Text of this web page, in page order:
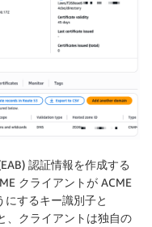
認証情報を作成する
クライアントが ACME
するキー識別子と
、クライアントは独自の